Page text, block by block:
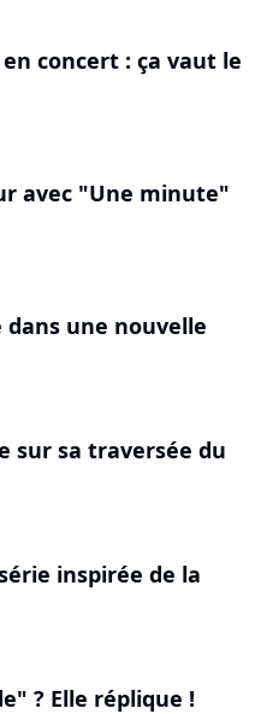
concert : ça vaut le
avec "Une minute"
dans une nouvelle
sur sa traversée du
inspirée de la
? Elle réplique !